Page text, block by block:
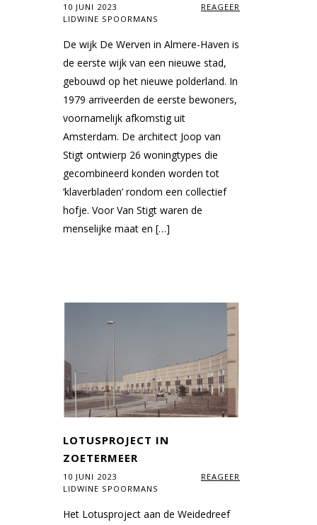
10 JUNI 2023
REAGEER
LIDWINE SPOORMANS
De wijk De Werven in Almere-Haven is
de eerste wijk van een nieuwe stad,
gebouwd op het nieuwe polderland. In
1979 arriveerden de eerste bewoners,
voornamelijk afkomstig uit
Amsterdam. De architect Joop van
Stigt ontwierp 26 woningtypes die
gecombineerd konden worden tot
‘klaverbladen’ rondom een collectief
hofje. Voor Van Stigt waren de
menselijke maat en […]
LOTUSPROJECT IN
ZOETERMEER
10 JUNI 2023
REAGEER
LIDWINE SPOORMANS
Het Lotusproject aan de Weidedreef